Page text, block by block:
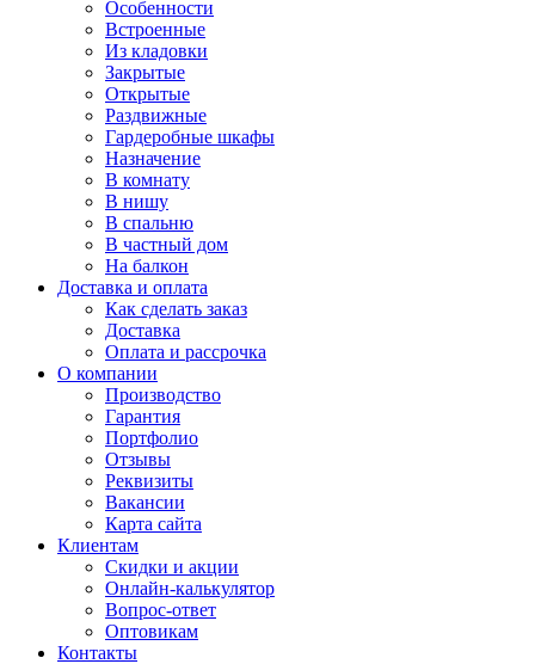
Особенности
Встроенные
Из кладовки
Закрытые
Открытые
Раздвижные
Гардеробные шкафы
Назначение
В комнату
В нишу
В спальню
В частный дом
На балкон
Доставка и оплата
Как сделать заказ
Доставка
Оплата и рассрочка
О компании
Производство
Гарантия
Портфолио
Отзывы
Реквизиты
Вакансии
Карта сайта
Клиентам
Скидки и акции
Онлайн-калькулятор
Вопрос-ответ
Оптовикам
Контакты